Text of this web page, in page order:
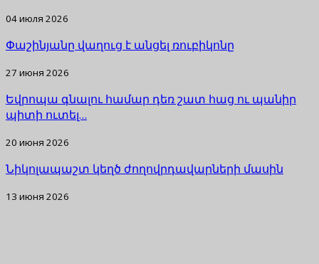
04 июля 2026
Փաշինյանը վաղուց է անցել ռուբիկոնը
27 июня 2026
Եվրոպա գնալու համար դեռ շատ հաց ու պանիր
պիտի ուտել…
20 июня 2026
Նիկոլապաշտ կեղծ ժողովրդավարների մասին
13 июня 2026